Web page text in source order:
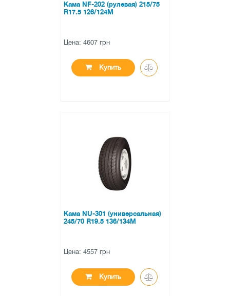
Кама NF-202 (рулевая) 215/75
R17.5 126/124M
Цена: 4607 грн
Купить
0 отзывов
Кама NU-301 (универсальная)
245/70 R19.5 136/134M
Цена: 4557 грн
Купить